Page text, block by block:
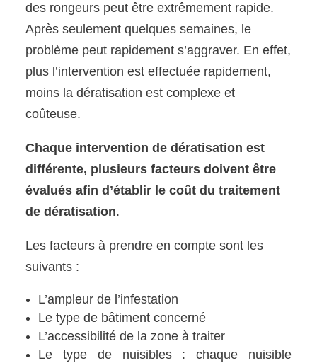
des rongeurs peut être extrêmement rapide.
Après seulement quelques semaines, le
problème peut rapidement s’aggraver. En effet,
plus l’intervention est effectuée rapidement,
moins la dératisation est complexe et
coûteuse.
Chaque intervention de dératisation est
différente, plusieurs facteurs doivent être
évalués afin d’établir le coût du traitement
de dératisation.
Les facteurs à prendre en compte sont les
suivants :
L’ampleur de l’infestation
Le type de bâtiment concerné
L’accessibilité de la zone à traiter
Le type de nuisibles : chaque nuisible